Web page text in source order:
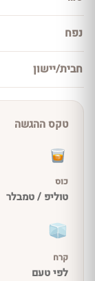
נפח
חבית/יישון
טקס ההגשה
כוס
טוליפ / טמבלר
קרח
לפי טעם